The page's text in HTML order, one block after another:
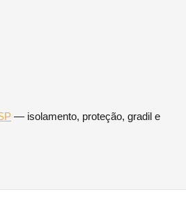
— isolamento, proteção, gradil e